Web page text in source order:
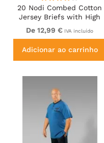
20 Nodi Combed Cotton
Jersey Briefs with High
Side Cut and Side
Opening White
De 12,99 € IVA incluído
Adicionar ao carrinho